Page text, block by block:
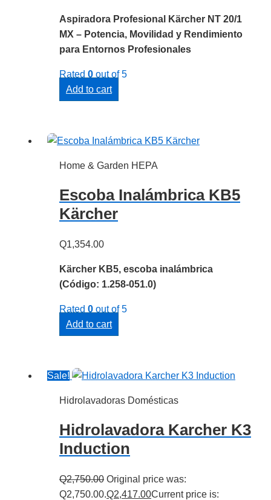
Aspiradora Profesional Kärcher NT 20/1
MX – Potencia, Movilidad y Rendimiento
para Entornos Profesionales
Rated 0 out of 5
Add to cart
Home & Garden HEPA
Escoba Inalámbrica KB5
Kärcher
Q1,354.00
Kärcher KB5, escoba inalámbrica
(Código: 1.258-051.0)
Rated 0 out of 5
Add to cart
Sale!
Hidrolavadoras Domésticas
Hidrolavadora Karcher K3
Induction
Q2,750.00 Original price was:
Q2,750.00.Q2,417.00Current price is: